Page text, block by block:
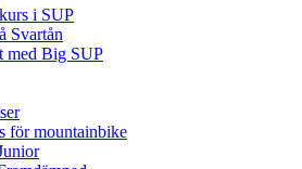
i SUP
Svartån
med Big SUP
för mountainbike